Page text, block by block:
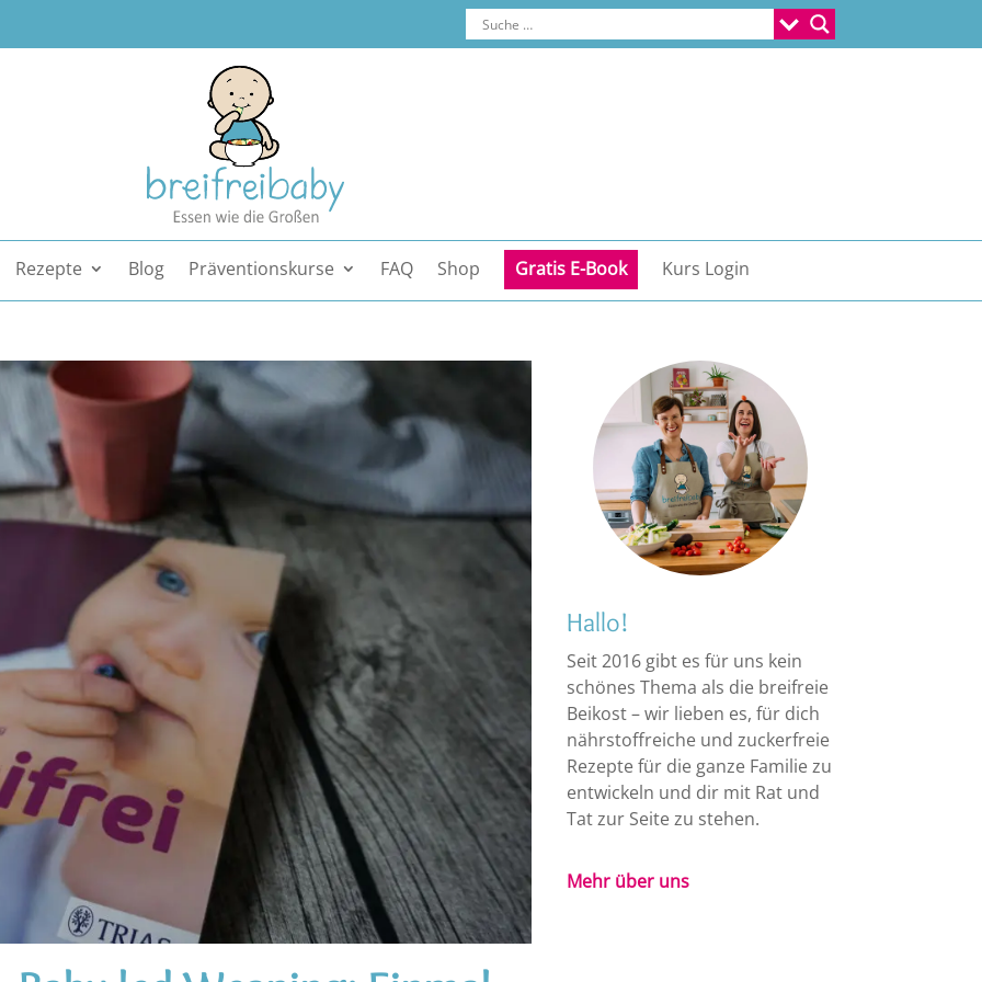
Rezepte Blog Präventionskurse FAQ Shop Gratis E-Book Kurs Login
Hallo!
Seit 2016 gibt es für uns kein
schönes Thema als die breifreie
Beikost – wir lieben es, für dich
nährstoffreiche und zuckerfreie
Rezepte für die ganze Familie zu
entwickeln und dir mit Rat und
Tat zur Seite zu stehen.
Mehr über uns